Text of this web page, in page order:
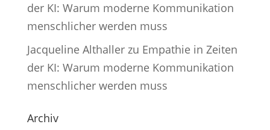
der KI: Warum moderne Kommunikation
menschlicher werden muss
Jacqueline Althallerzu Empathie in Zeiten
der KI: Warum moderne Kommunikation
menschlicher werden muss
Archiv